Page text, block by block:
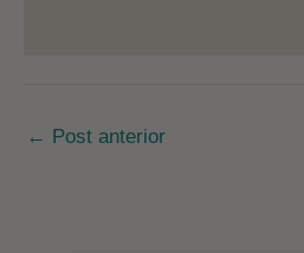
Post
← Post anterior